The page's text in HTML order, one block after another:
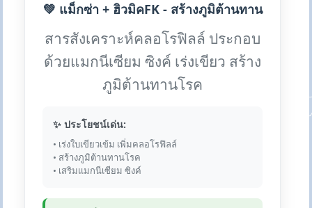
💚 แม็กซ่า + ฮิวมิคFK - สร้างภูมิต้านทาน
สารสังเคราะห์คลอโรฟิลล์ ประกอบ
ด้วยแมกนีเซียม ซิงค์ เร่งเขียว สร้าง
ภูมิต้านทานโรค
✨ ประโยชน์เด่น:
• เร่งใบเขียวเข้ม เพิ่มคลอโรฟิลล์
• สร้างภูมิต้านทานโรค
• เสริมแมกนีเซียม ซิงค์